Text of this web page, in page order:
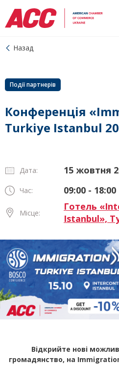
Назад
Події партнерів
Конференція
Turkiye Istanbul
Дата: 15 жовтня
Час: 09:00 - 18:00
Місце:
Готель
Istanbul»,
Відкрийте нові
громадянство, на